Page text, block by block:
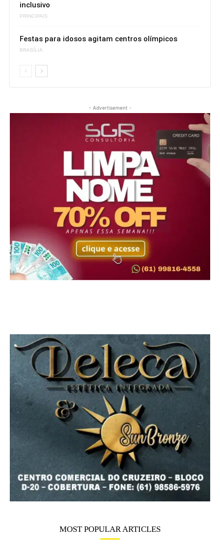
inclusivo
PRINCIPAIS
Festas para idosos agitam centros olímpicos
BRASÍLIA
- Advertisement -
MOST POPULAR ARTICLES